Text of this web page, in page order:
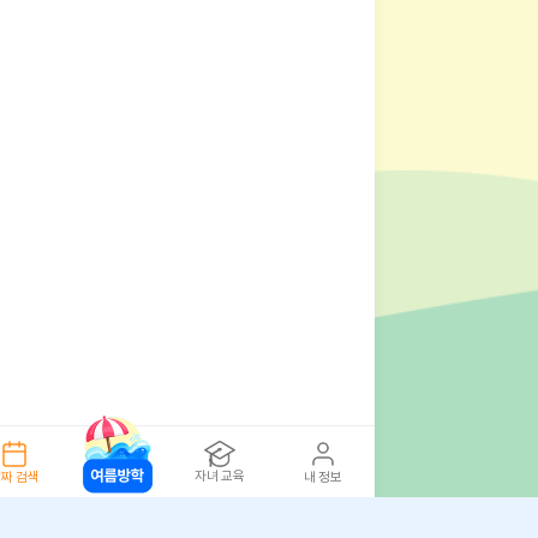
검색 자녀 교육 내 정보